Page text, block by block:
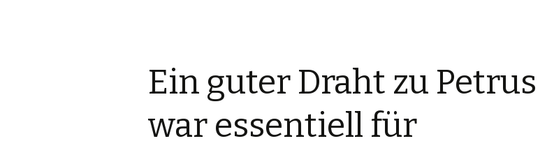
Ein guter Draht zu Petrus
war essentiell für